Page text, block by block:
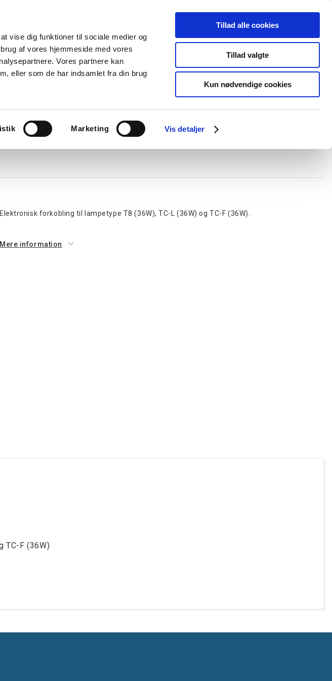
vise dig funktioner til sociale medier og
af vores hjemmeside med vores
Vores partnere kan
eller som de har indsamlet fra din brug
Marketing Vis detaljer
Tillad alle cookies
Tillad valgte
Kun nødvendige cookies
+45 44 85 90 00
Ny kunde
Kontakt os
Ledningskanaler Opmærkning Forgreningsmateriel
Elektronisk forkobling til lampetype T8 (36W), TC-L (36W) og TC-F (36W).
Mere information
TC-F (36W)